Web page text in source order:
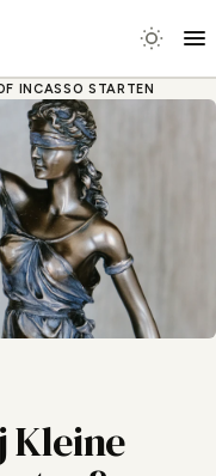
INCASSO STARTEN
Kleine